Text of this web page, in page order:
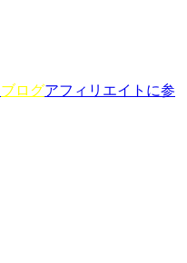
ブログアフィリエイトに参